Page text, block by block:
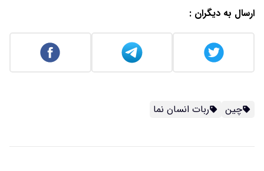
ارسال به دیگران :
چین ربات انسان نما